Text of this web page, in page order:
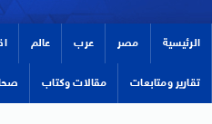
الرئيسية مصر عرب عالم
تقارير ومتابعات مقالات وكتاب